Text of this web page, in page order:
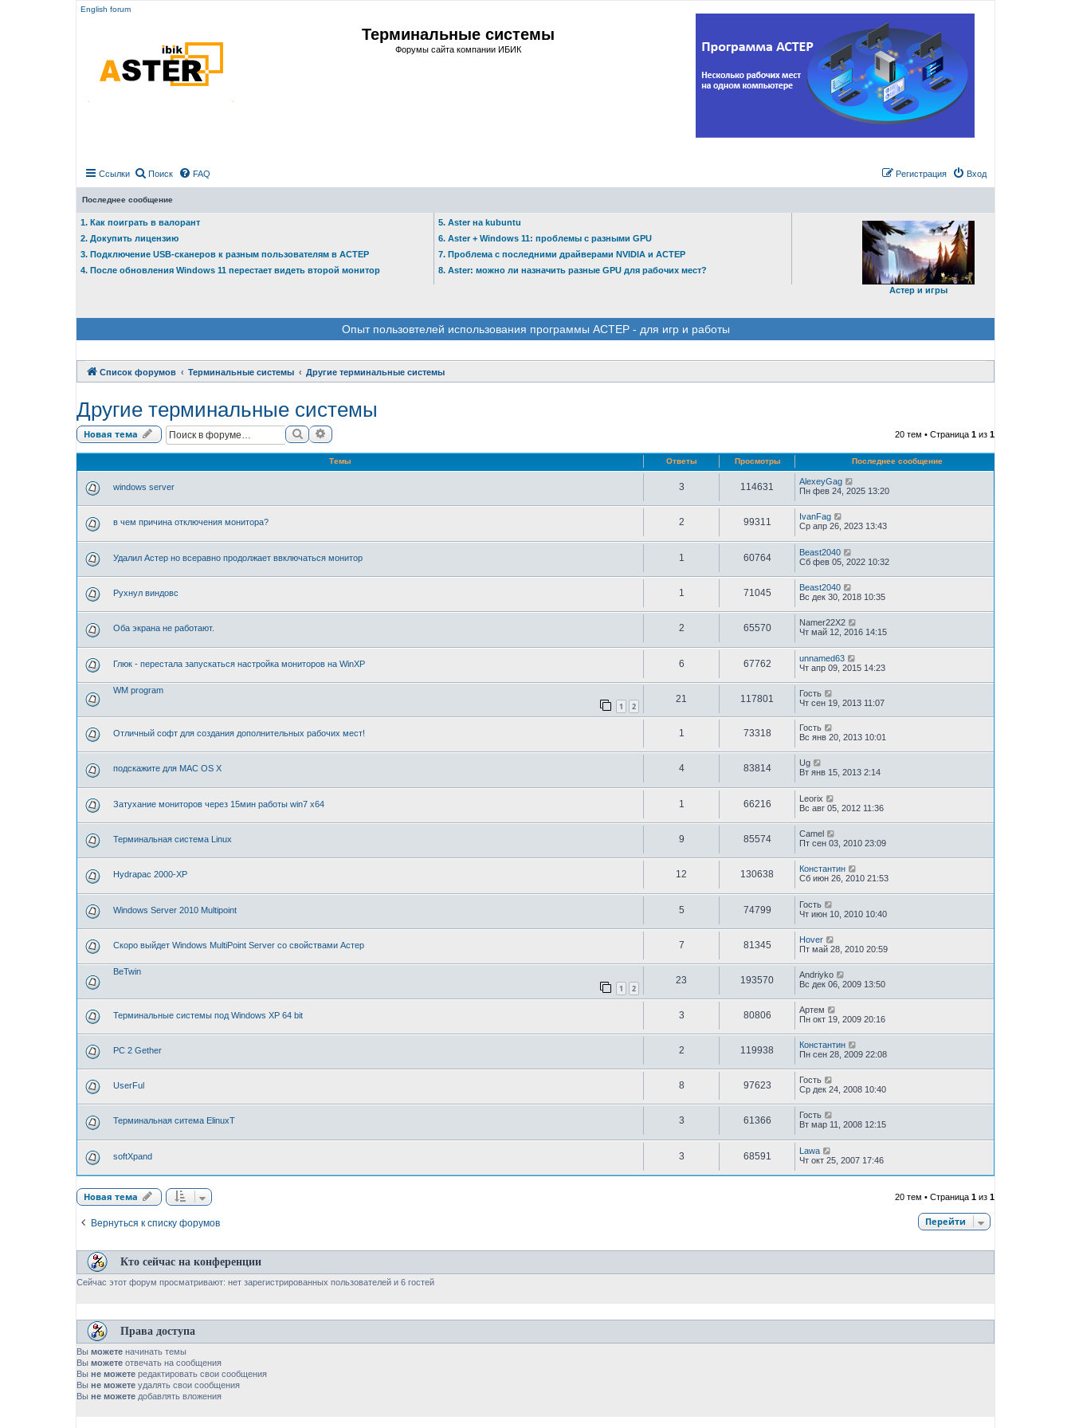
English forum
Терминальные системы
Форумы сайта компании ИБИК
Ссылки Поиск FAQ Вход
Регистрация
Последнее сообщение
1. Как поиграть в валорант
2. Докупить лицензию
3. Подключение USB-сканеров к разным пользователям в АСТЕР
4. После обновления Windows 11 перестает видеть второй монитор
5. Aster на kubuntu
6. Aster + Windows 11: проблемы с разными GPU
7. Проблема с последними драйверами NVIDIA и АСТЕР
8. Aster: можно ли назначить разные GPU для рабочих мест?
Астер и игры
Опыт пользовтелей использования программы АСТЕР - для игр и работы
Список форумов Терминальные системы Другие терминальные системы
Другие терминальные системы
Новая тема ПоискРасширенный поиск 20 тем • Страница 1 из 1
Темы Ответы Просмотры Последнее сообщение
windows server 3 114631
AlexeyGag
Пн фев 24, 2025 13:20
в чем причина отключения монитора? 2 99311
IvanFag
Ср апр 26, 2023 13:43
Удалил Астер но всеравно продолжает ввключаться монитор 1 60764
Beast2040
Сб фев 05, 2022 10:32
Рухнул виндовс 1 71045
Beast2040
Вс дек 30, 2018 10:35
Оба экрана не работают. 2 65570
Namer22X2
Чт май 12, 2016 14:15
Глюк - перестала запускаться настройка мониторов на WinXP 6 67762
unnamed63
Чт апр 09, 2015 14:23
WM program
1 2
21 117801
Гость
Чт сен 19, 2013 11:07
Отличный софт для создания дополнительных рабочих мест! 1 73318
Гость
Вс янв 20, 2013 10:01
подскажите для MAC OS X 4 83814
Ug
Вт янв 15, 2013 2:14
Затухание мониторов через 15мин работы win7 x64 1 66216
Leorix
Вс авг 05, 2012 11:36
Терминальная система Linux 9 85574
Camel
Пт сен 03, 2010 23:09
Hydrapac 2000-XP 12 130638
Константин
Сб июн 26, 2010 21:53
Windows Server 2010 Multipoint 5 74799
Гость
Чт июн 10, 2010 10:40
Скоро выйдет Windows MultiPoint Server со свойствами Астер 7 81345
Hover
Пт май 28, 2010 20:59
BeTwin
1 2
23 193570
Andriyko
Вс дек 06, 2009 13:50
Терминальные системы под Windows XP 64 bit 3 80806
Артем
Пн окт 19, 2009 20:16
PC 2 Gether 2 119938
Константин
Пн сен 28, 2009 22:08
UserFul 8 97623
Гость
Ср дек 24, 2008 10:40
Терминальная ситема ElinuxT 3 61366
Гость
Вт мар 11, 2008 12:15
softXpand 3 68591
Lawa
Чт окт 25, 2007 17:46
Новая тема 20 тем • Страница 1 из 1
Вернуться к списку форумов Перейти
Кто сейчас на конференции
Сейчас этот форум просматривают: нет зарегистрированных пользователей и 6 гостей
Права доступа
Вы можете начинать темы
Вы можете отвечать на сообщения
Вы не можете редактировать свои сообщения
Вы не можете удалять свои сообщения
Вы не можете добавлять вложения